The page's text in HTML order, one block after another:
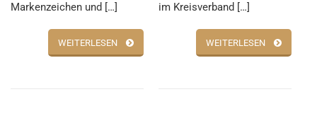
Markenzeichen und […]
WEITERLESEN
im Kreisverband […]
WEITERLESEN